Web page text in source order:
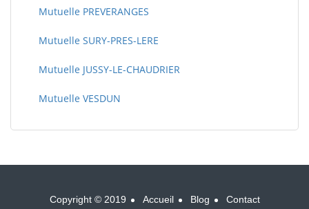
Mutuelle PREVERANGES
Mutuelle SURY-PRES-LERE
Mutuelle JUSSY-LE-CHAUDRIER
Mutuelle VESDUN
Copyright © 2019 Accueil Blog Contact